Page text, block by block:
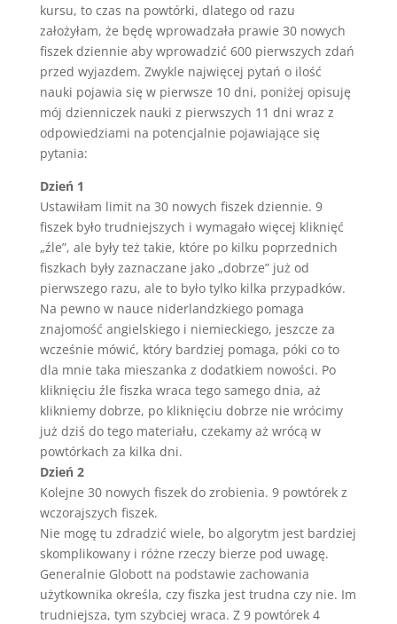
kursu, to czas na powtórki, dlatego od razu
założyłam, że będę wprowadzała prawie 30 nowych
fiszek dziennie aby wprowadzić 600 pierwszych zdań
przed wyjazdem. Zwykle najwięcej pytań o ilość
nauki pojawia się w pierwsze 10 dni, poniżej opisuję
mój dzienniczek nauki z pierwszych 11 dni wraz z
odpowiedziami na potencjalnie pojawiające się
pytania:
Dzień 1
Ustawiłam limit na 30 nowych fiszek dziennie. 9
fiszek było trudniejszych i wymagało więcej kliknięć
„źle”, ale były też takie, które po kilku poprzednich
fiszkach były zaznaczane jako „dobrze” już od
pierwszego razu, ale to było tylko kilka przypadków.
Na pewno w nauce niderlandzkiego pomaga
znajomość angielskiego i niemieckiego, jeszcze za
wcześnie mówić, który bardziej pomaga, póki co to
dla mnie taka mieszanka z dodatkiem nowości. Po
kliknięciu źle fiszka wraca tego samego dnia, aż
klikniemy dobrze, po kliknięciu dobrze nie wrócimy
już dziś do tego materiału, czekamy aż wrócą w
powtórkach za kilka dni.
Dzień 2
Kolejne 30 nowych fiszek do zrobienia. 9 powtórek z
wczorajszych fiszek.
Nie mogę tu zdradzić wiele, bo algorytm jest bardziej
skomplikowany i różne rzeczy bierze pod uwagę.
Generalnie Globott na podstawie zachowania
użytkownika określa, czy fiszka jest trudna czy nie. Im
trudniejsza, tym szybciej wraca. Z 9 powtórek 4